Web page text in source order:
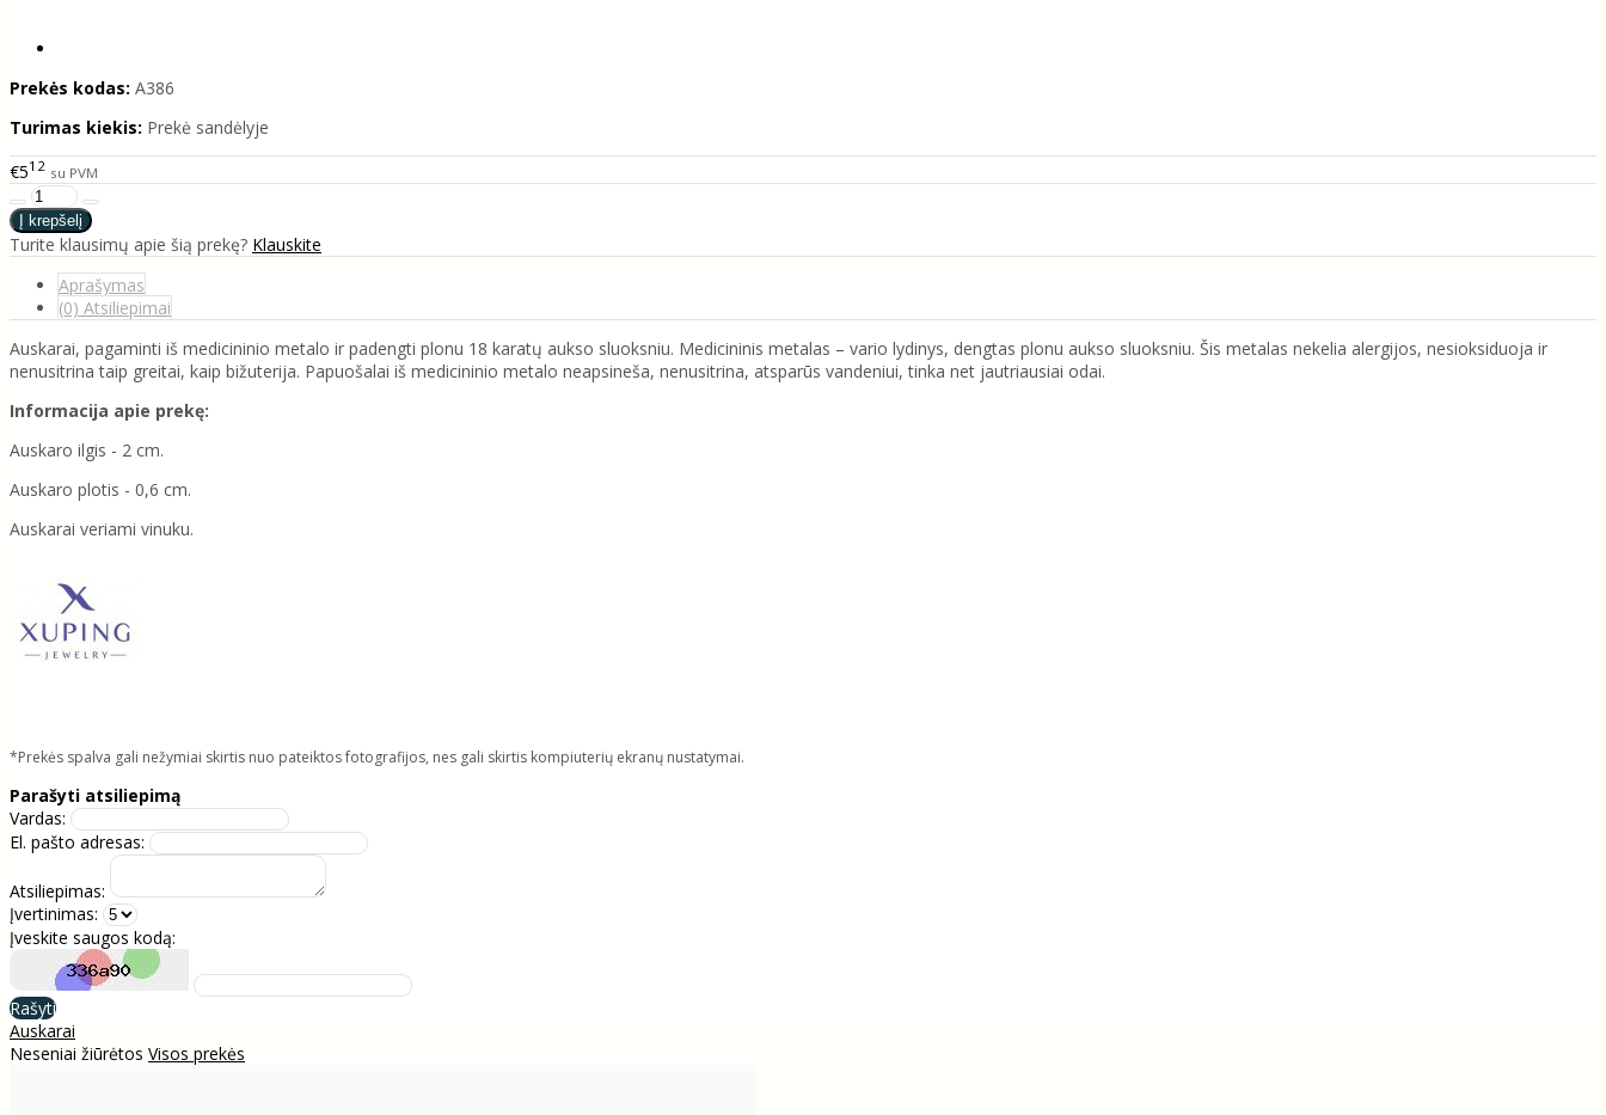
Prekės kodas: A386
Turimas kiekis: Prekė sandėlyje
€512 su PVM
Turite klausimų apie šią prekę? Klauskite
Aprašymas
(0) Atsiliepimai
Auskarai, pagaminti iš medicininio metalo ir padengti plonu 18 karatų aukso sluoksniu. Medicininis metalas – vario lydinys, dengtas plonu aukso sluoksniu. Šis metalas nekelia alergijos, nesioksiduoja ir
nenusitrina taip greitai, kaip bižuterija. Papuošalai iš medicininio metalo neapsineša, nenusitrina, atsparūs vandeniui, tinka net jautriausiai odai.
Informacija apie prekę:
Auskaro ilgis - 2 cm.
Auskaro plotis - 0,6 cm.
Auskarai veriami vinuku.
*Prekės spalva gali nežymiai skirtis nuo pateiktos fotografijos, nes gali skirtis kompiuterių ekranų nustatymai.
Parašyti atsiliepimą
Vardas:
El. pašto adresas:
Atsiliepimas:
Įvertinimas:
Įveskite saugos kodą:
Rašyti
Auskarai
Neseniai žiūrėtos Visos prekės